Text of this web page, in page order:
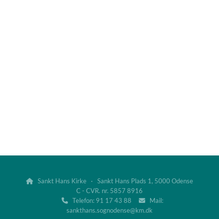

Sankt Hans Kirke · Sankt Hans Plads 1, 5000 Odense
C - CVR. nr. 5857 8916
 Telefon: 91 17 43 88 
Mail:
sankthans.sognodense@km.dk